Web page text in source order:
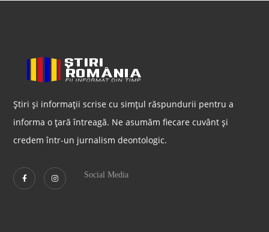
Știri și informații scrise cu simțul răspundurii pentru a
informa o țară întreagă. Ne asumăm fiecare cuvânt și
credem într-un jurnalism deontologic.
Social Media